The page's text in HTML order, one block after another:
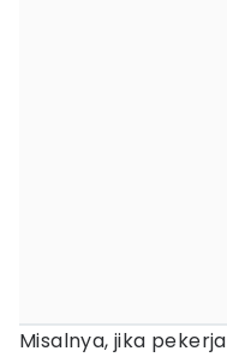
Misalnya, jika